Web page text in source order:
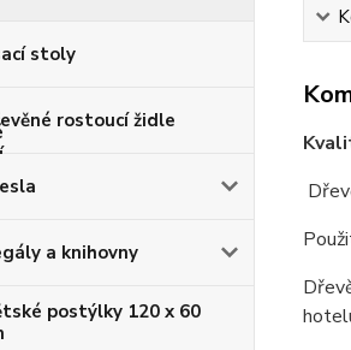
stoly
rostoucí židle
a knihovny
postýlky 120 x 60